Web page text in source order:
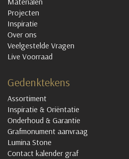
Projecten
Inspiratie
Over ons
Veelgestelde Vragen
Live Voorraad
Gedenktekens
Assortiment
Inspiratie & Oriëntatie
Onderhoud & Garantie
Grafmonument aanvraag
Lumina Stone
Contact kalender graf